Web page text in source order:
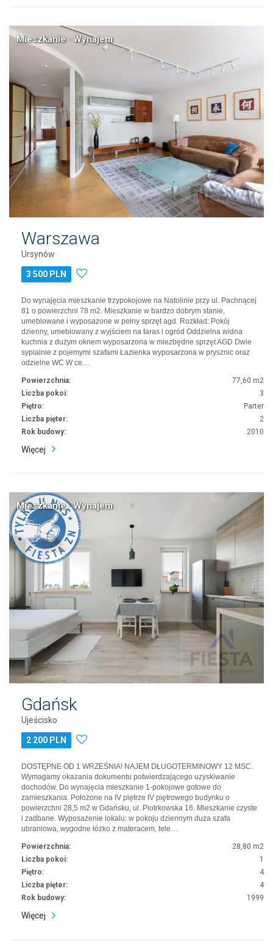
Mieszkanie · Wynajem
Warszawa
Ursynów
3 500 PLN
Do wynajęcia mieszkanie trzypokojowe na Natolinie przy ul. Pachnącej
81 o powierzchni 78 m2. Mieszkanie w bardzo dobrym stanie,
umeblowane i wyposażone w pełny sprzęt agd. Rozkład: Pokój
dzienny, umeblowany z wyjściem na taras i ogród Oddzielna widna
kuchnia z dużym oknem wyposarzona w miezbędne sprzęt AGD Dwie
sypialnie z pojemymi szafami Łazienka wyposarzona w prysznic oraz
odzielne WC W ce…
Powierzchnia:
77,60 m2
Liczba pokoi:
3
Piętro:
Parter
Liczba pięter:
2
Rok budowy:
2010
Więcej
Mieszkanie · Wynajem
Gdańsk
Ujeścisko
2 200 PLN
DOSTĘPNE OD 1 WRZEŚNIA! NAJEM DŁUGOTERMINOWY 12 MSC.
Wymagamy okazania dokumentu potwierdzającego uzyskiwanie
dochodów. Do wynajęcia mieszkanie 1-pokojowe gotowe do
zamieszkania. Położone na IV piętrze IV piętrowego budynku o
powierzchni 28,5 m2 w Gdańsku, ul. Piotrkowska 16. Mieszkanie czyste
i zadbane. Wyposażenie lokalu: w pokoju dziennym duża szafa
ubraniowa, wygodne łóżko z materacem, tele…
Powierzchnia:
28,80 m2
Liczba pokoi:
1
Piętro:
4
Liczba pięter:
4
Rok budowy:
1999
Więcej